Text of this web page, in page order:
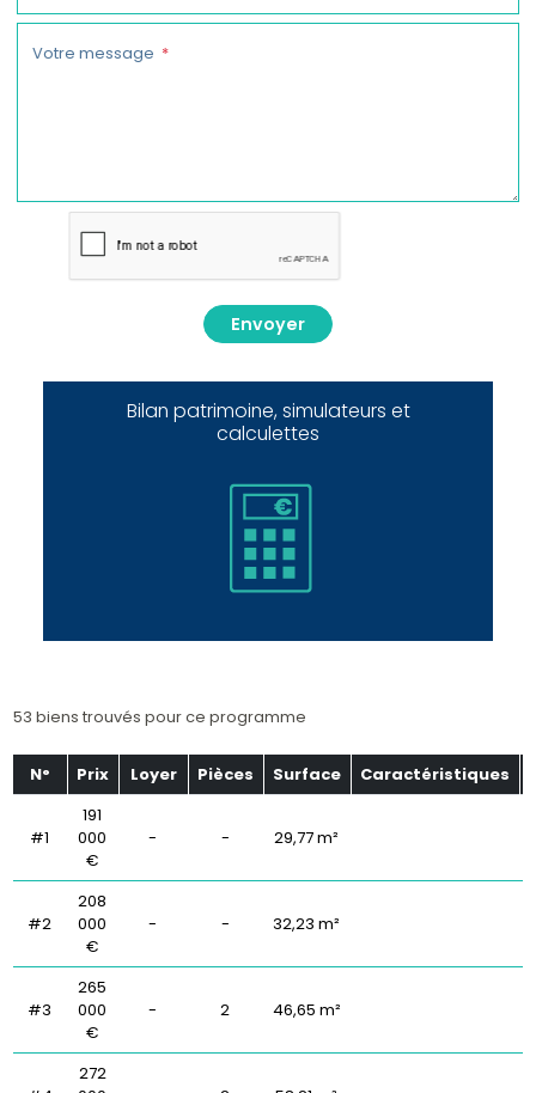
Votre message
Envoyer
Bilan patrimoine, simulateurs et
calculettes
53 biens trouvés pour ce programme
N° Prix Loyer Pièces Surface Caractéristiques
#1
191
000
€
- - 29,77 m²
#2
208
000
€
- - 32,23 m²
#3
265
000
€
- 2 46,65 m²
272